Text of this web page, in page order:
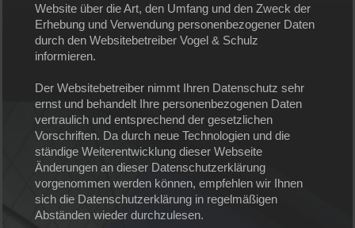
Website über die Art, den Umfang und den Zweck der
Erhebung und Verwendung personenbezogener Daten
durch den Websitebetreiber Vogel & Schulz
informieren.
Der Websitebetreiber nimmt Ihren Datenschutz sehr
ernst und behandelt Ihre personenbezogenen Daten
vertraulich und entsprechend der gesetzlichen
Vorschriften. Da durch neue Technologien und die
ständige Weiterentwicklung dieser Webseite
Änderungen an dieser Datenschutzerklärung
vorgenommen werden können, empfehlen wir Ihnen
sich die Datenschutzerklärung in regelmäßigen
Abständen wieder durchzulesen.